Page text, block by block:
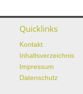
Quicklinks
Kontakt
Inhaltsverzeichnis
Impressum
Datenschutz